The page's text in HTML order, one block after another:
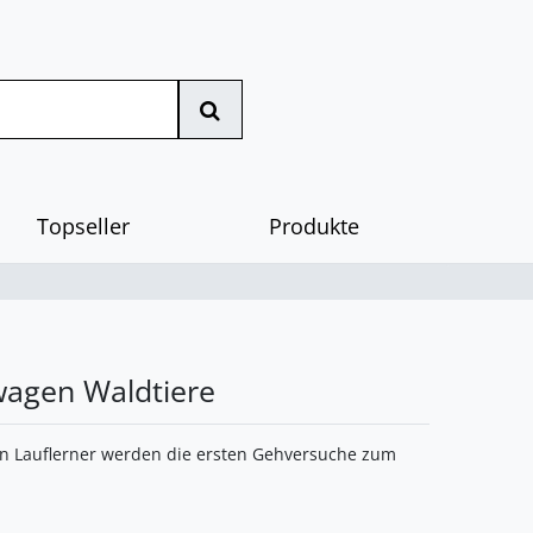
Topseller Produkte
Waldtiere
Lauflerner werden die ersten Gehversuche zum